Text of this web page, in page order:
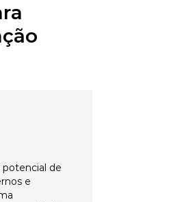
de
e